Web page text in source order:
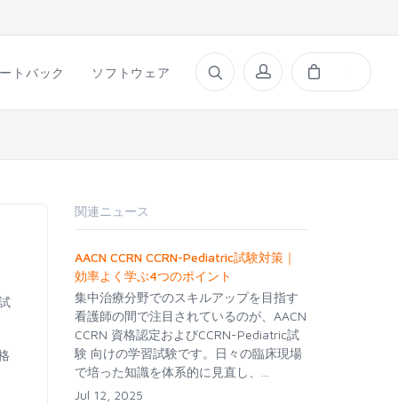
トバック ソフトウェア
関連ニュース
AACN CCRN CCRN-Pediatric試験対策｜
効率よく学ぶ4つのポイント
集中治療分野でのスキルアップを目指す
看護師の間で注目されているのが、AACN
CCRN 資格認定およびCCRN-Pediatric試
験 向けの学習試験です。日々の臨床現場
で培った知識を体系的に見直し、...
Jul 12, 2025